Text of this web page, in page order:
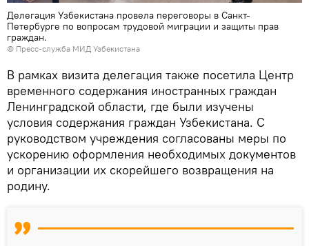
Делегация Узбекистана провела переговоры в Санкт-
Петербурге по вопросам трудовой миграции и защиты прав
граждан.
© Пресс-служба МИД Узбекистана
В рамках визита делегация также посетила Центр
временного содержания иностранных граждан
Ленинградской области, где были изучены
условия содержания граждан Узбекистана. С
руководством учреждения согласованы меры по
ускорению оформления необходимых документов
и организации их скорейшего возвращения на
родину.